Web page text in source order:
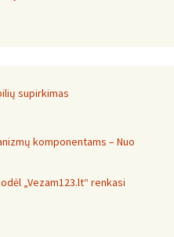
supirkimas
komponentams – Nuo
„Vezam123.lt“ renkasi